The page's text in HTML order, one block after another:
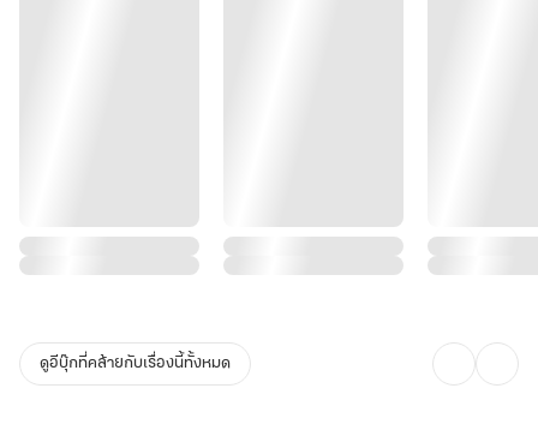
ดูอีบุ๊กที่คล้ายกับเรื่องนี้ทั้งหมด